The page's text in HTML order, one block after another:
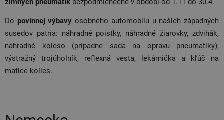
zimných pneumatík bezpodmienečne v období od 1.11 do 30.4.
Do povinnej výbavy osobného automobilu u našich západných
susedov patria: náhradné poistky, náhradné žiarovky, zdvihák,
náhradné koleso (prípadne sada na opravu pneumatiky),
výstražný trojúholník, reflexná vesta, lekárnička a kľúč na
matice kolies.